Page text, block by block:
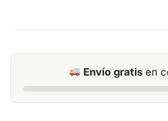
Envío gratis en